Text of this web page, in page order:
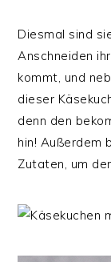
Diesmal sind
Anschneiden
kommt, und
dieser
denn den
hin! Außerdem
Zutaten, um